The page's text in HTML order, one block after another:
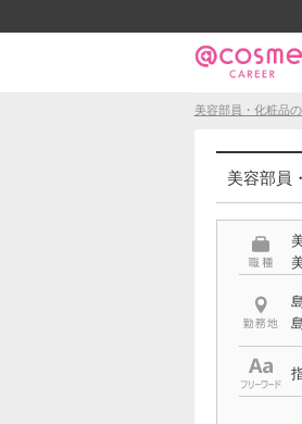
美容部員・化粧品
美容部員